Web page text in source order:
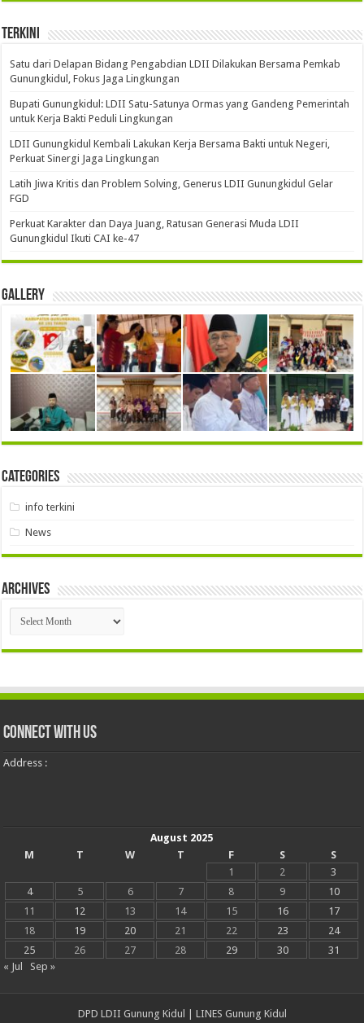
Terkini
Satu dari Delapan Bidang Pengabdian LDII Dilakukan Bersama Pemkab
Gunungkidul, Fokus Jaga Lingkungan
Bupati Gunungkidul: LDII Satu-Satunya Ormas yang Gandeng Pemerintah
untuk Kerja Bakti Peduli Lingkungan
LDII Gunungkidul Kembali Lakukan Kerja Bersama Bakti untuk Negeri,
Perkuat Sinergi Jaga Lingkungan
Latih Jiwa Kritis dan Problem Solving, Generus LDII Gunungkidul Gelar
FGD
Perkuat Karakter dan Daya Juang, Ratusan Generasi Muda LDII
Gunungkidul Ikuti CAI ke-47
Gallery
Categories
info terkini
News
Archives
Archives
Connect With Us
Address :
August 2025
M
T W T F S
S
1
2
3
4
5 6 7 8 9
10
11
12 13 14 15 16
17
18
19 20 21 22 23
24
25
26 27 28 29 30
31
« Jul
Sep »
DPD LDII Gunung Kidul LINES Gunung Kidul